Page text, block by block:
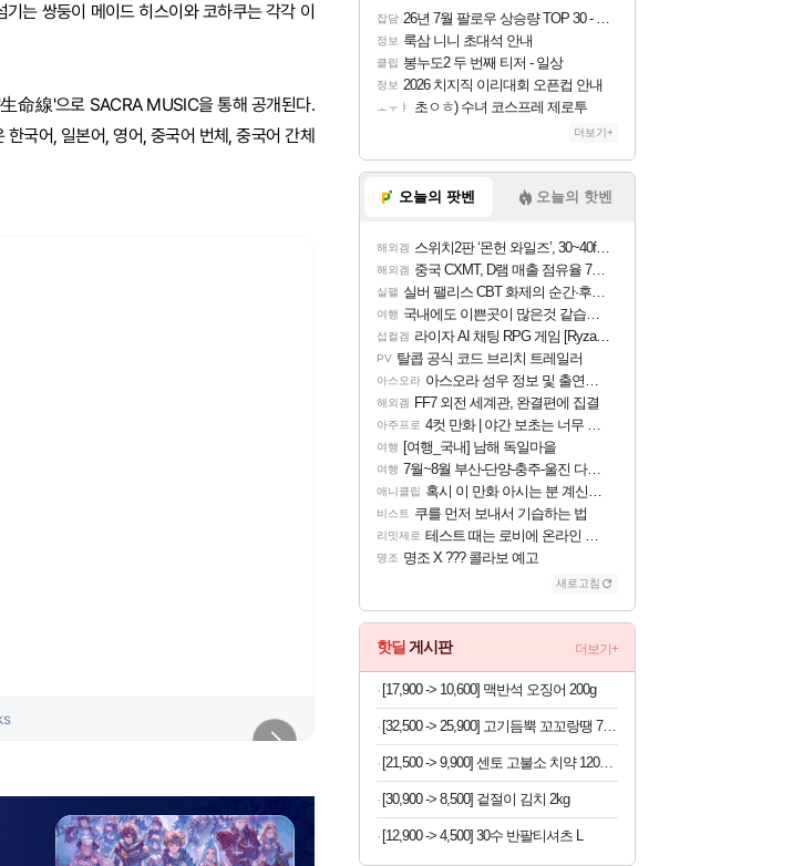
는 쌍둥이 메이드 히스이와 코하쿠는 각각 이
命線'으로 SACRA MUSIC을 통해 공개된다.
국어, 일본어, 영어, 중국어 번체, 중국어 간체
잡담 26년 7월 팔로우 상승량 TOP 30 - 월간 치지직
정보 룩삼 니니 초대석 안내
클립 봉누도2 두 번째 티저 - 일상
정보 2026 치지직 이리대회 오픈컵 안내
ㅗㅜㅑ 초ㅇㅎ) 수녀 코스프레 제로투
더보기+
오늘의 팟벤 오늘의 핫벤
해외겜 스위치2판 ‘몬헌 와일즈’, 30~40fps 목표 추정
해외겜 중국 CXMT, D램 매출 점유율 7%…글로벌 4위로 부상
실팰 실버 팰리스 CBT 화제의 순간·후기 모음
여행 국내에도 이쁜곳이 많은것 같습니다
섭컬겜 라이자 AI 채팅 RPG 게임 [RyzaChat: AI] 공개
PV 탈콥 공식 코드 브리치 트레일러
아스오라 아스오라 성우 정보 및 출연작 모음
해외겜 FF7 외전 세계관, 완결편에 집결
아주프로 4컷 만화 | 야간 보초는 너무 힘들어
여행 [여행_국내] 남해 독일마을
여행 7월~8월 부산-단양-충주-울진 다녀왔어요~
애니클립 혹시 이 만화 아시는 분 계신가요
비스트 쿠를 먼저 보내서 기습하는 법
리밋제로 테스트 때는 로비에 온라인 기능이 있는데
명조 명조 X ??? 콜라보 예고
새로고침
핫딜 게시판 더보기+
[17,900 -> 10,600] 맥반석 오징어 200g
[32,500 -> 25,900] 고기듬뿍 꼬꼬랑땡 700g x 3개
[21,500 -> 9,900] 센토 고불소 치약 120g x 4개
[30,900 -> 8,500] 겉절이 김치 2kg
[12,900 -> 4,500] 30수 반팔티셔츠 L